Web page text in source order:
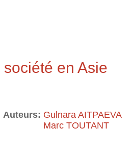
en Asie
Auteurs: Gulnara AITPAEVA
Marc TOUTANT